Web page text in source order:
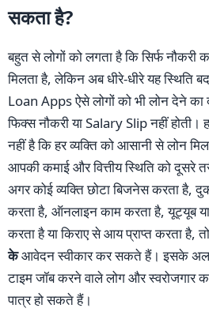
सकता है?
बहुत से लोगों को लगता है कि सिर्फ नौकरी
मिलता है, लेकिन अब धीरे-धीरे यह स्थिति
Loan Apps ऐसे लोगों को भी लोन देने का
फिक्स नौकरी या Salary Slip नहीं होती।
नहीं है कि हर व्यक्ति को आसानी से लोन
आपकी कमाई और वित्तीय स्थिति को दूसरे
अगर कोई व्यक्ति छोटा बिजनेस करता है,
करता है, ऑनलाइन काम करता है, यूट्यूब
करता है या किराए से आय प्राप्त करता है,
केआवेदन स्वीकार कर सकते हैं। इसके अलावा
टाइम जॉब करने वाले लोग और स्वरोजगार
पात्र हो सकते हैं।